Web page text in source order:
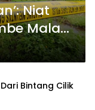
Niat
Malah
Bintang Cilik